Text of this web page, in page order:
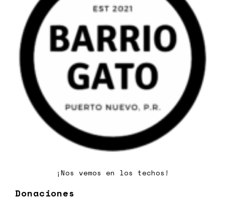
¡Nos vemos en los techos!
Donaciones